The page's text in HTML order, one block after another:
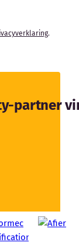
.
partner